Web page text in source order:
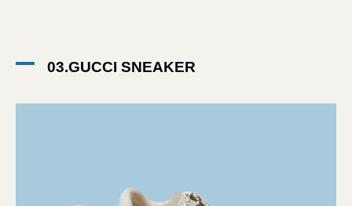
03.GUCCI SNEAKER